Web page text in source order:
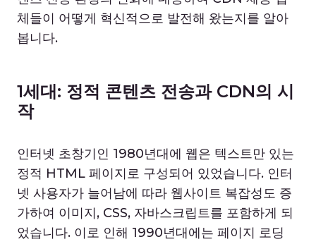
체들이 어떻게 혁신적으로 발전해 왔는지를 알아
봅니다.
1세대: 정적 콘텐츠 전송과 CDN의 시
작
인터넷 초창기인 1980년대에 웹은 텍스트만 있는
정적 HTML 페이지로 구성되어 있었습니다. 인터
넷 사용자가 늘어남에 따라 웹사이트 복잡성도 증
가하여 이미지, CSS, 자바스크립트를 포함하게 되
었습니다. 이로 인해 1990년대에는 페이지 로딩